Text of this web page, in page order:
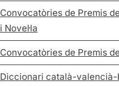
Convocatòries de Premis
i Novel·la
Convocatòries de Premis
Diccionari català-valencià-